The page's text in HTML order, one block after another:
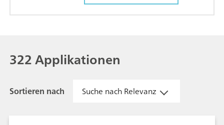
322 Applikationen
Sortieren nach Suche nach Relevanz